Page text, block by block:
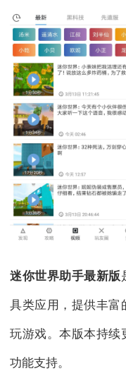
迷你世界助手最新版
具类应用，提供丰富
玩游戏。本版本持续
功能支持。